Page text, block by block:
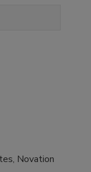
Novation